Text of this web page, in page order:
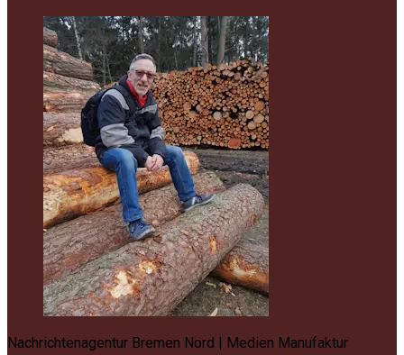
Nachrichtenagentur Bremen Nord | Medien Manufaktur